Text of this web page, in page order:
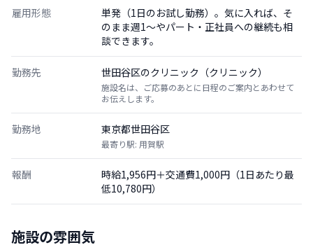
雇用形態
単発（1日のお試し勤務）。気に入れば、そ
のまま週1〜やパート・正社員への継続も相
談できます。
勤務先 世田谷区のクリニック（クリニック）
施設名は、ご応募のあとに日程のご案内とあわせて
お伝えします。
勤務地 東京都世田谷区
最寄り駅: 用賀駅
報酬
時給1,956円＋交通費1,000円（1日あたり最
低10,780円）
施設の雰囲気